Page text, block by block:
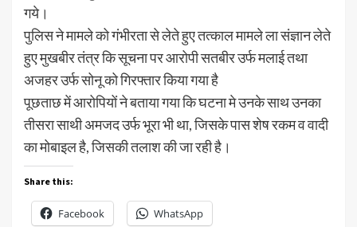
गये।
पुलिस ने मामले को गंभीरता से लेते हुए तत्काल मामले ला संज्ञान लेते
हुए मुखबीर तंत्र कि सूचना पर आरोपी सतबीर उर्फ मलाई तथा
अजहर उर्फ सोनू को गिरफ्तार किया गया है
पूछताछ में आरोपियों ने बताया गया कि घटना मे उनके साथ उनका
तीसरा साथी अमजद उर्फ भूरा भी था, जिसके पास शेष रकम व वादी
का मोबाइल है, जिसकी तलाश की जा रही है।
Share this:
Facebook WhatsApp